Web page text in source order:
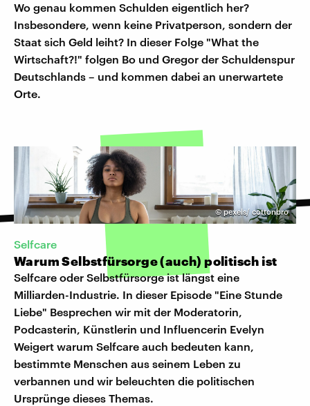
Wo genau kommen Schulden eigentlich her?
Insbesondere, wenn keine Privatperson, sondern der
Staat sich Geld leiht? In dieser Folge "What the
Wirtschaft?!" folgen Bo und Gregor der Schuldenspur
Deutschlands – und kommen dabei an unerwartete
Orte.
©pexels/ cottonbro
Selfcare
Warum Selbstfürsorge (auch) politisch ist
Selfcare oder Selbstfürsorge ist längst eine
Milliarden-Industrie. In dieser Episode "Eine Stunde
Liebe" Besprechen wir mit der Moderatorin,
Podcasterin, Künstlerin und Influencerin Evelyn
Weigert warum Selfcare auch bedeuten kann,
bestimmte Menschen aus seinem Leben zu
verbannen und wir beleuchten die politischen
Ursprünge dieses Themas.